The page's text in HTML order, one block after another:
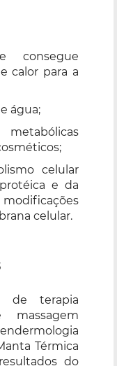
consegue
calor para a
água;
celular
e da
celular.
de terapia
massagem
Térmica
do